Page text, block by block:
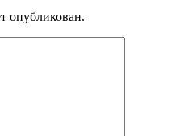
опубликован.